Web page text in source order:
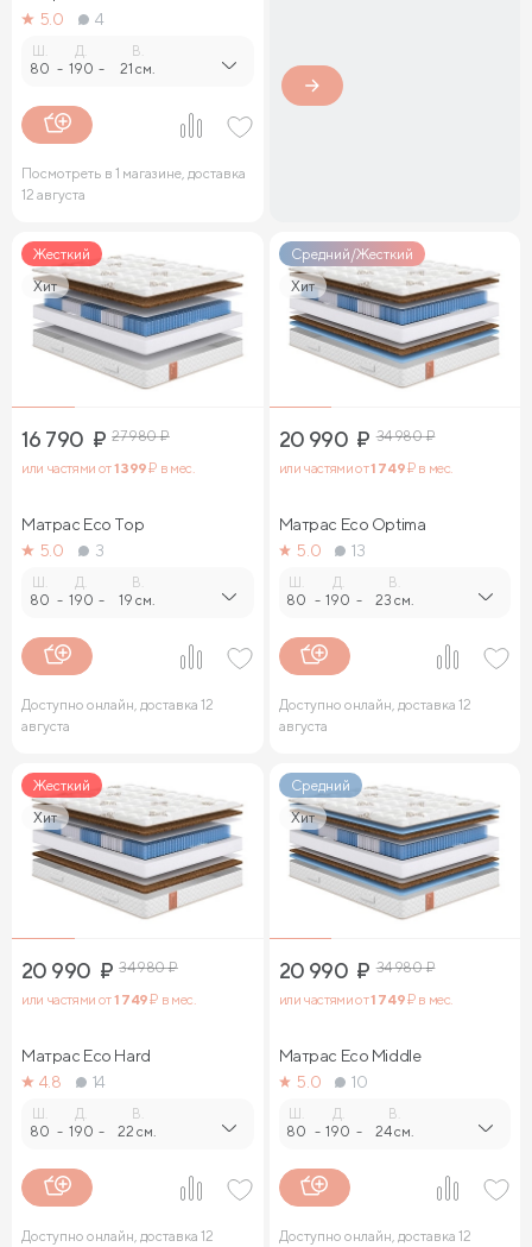
5.0
4
80 -
Д.
190 -
В.
21 см.
Посмотреть в 1 магазине, доставка
12 августа
Жесткий
Хит
16 790 ₽ 27 980₽
или частями от1 399₽ в мес.
Матрас Eco Top
5.0
3
80 -
Д.
190 -
В.
19 см.
Доступно онлайн, доставка 12
августа
Средний/Жесткий
Хит
20 990 ₽ 34 980₽
или частями от1 749₽ в мес.
Матрас Eco Optima
5.0
13
80 -
Д.
190 -
В.
23 см.
Доступно онлайн, доставка 12
августа
Жесткий
Хит
20 990 ₽ 34 980₽
или частями от1 749₽ в мес.
Матрас Eco Hard
4.8
14
80 -
Д.
190 -
В.
22 см.
Доступно онлайн, доставка 12
Средний
Хит
20 990 ₽ 34 980₽
или частями от1 749₽ в мес.
Матрас Eco Middle
5.0
10
80 -
Д.
190 -
В.
24 см.
Доступно онлайн, доставка 12